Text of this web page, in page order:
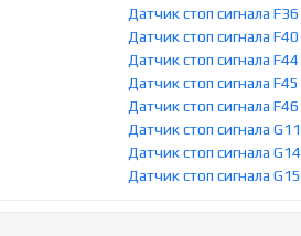
Датчик стоп сигнала F36
Датчик стоп сигнала F40
Датчик стоп сигнала F44
Датчик стоп сигнала F45
Датчик стоп сигнала F46
Датчик стоп сигнала G11
Датчик стоп сигнала G14
Датчик стоп сигнала G15